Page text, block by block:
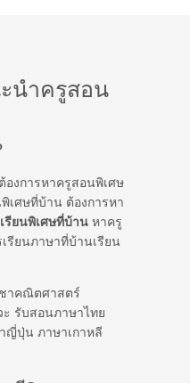
นำครูสอน
องการหาครูสอนพิเศษ
เศษที่บ้าน ต้องการหา
รียนพิเศษที่บ้าน หาครู
รียนภาษาที่บ้านเรียน
าคณิตศาสตร์
รับสอนภาษาไทย
ญี่ปุ่น ภาษาเกาหลี